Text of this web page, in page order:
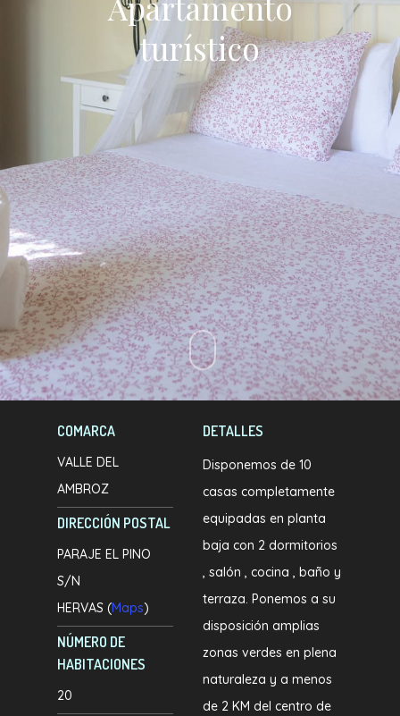
turístico
COMARCA
VALLE DEL
AMBROZ
DIRECCIÓN POSTAL
PARAJE EL PINO
S/N
HERVAS (Maps)
NÚMERO DE
HABITACIONES
20
DETALLES
Disponemos de 10
casas completamente
equipadas en planta
baja con 2 dormitorios
, salón , cocina , baño y
terraza. Ponemos a su
disposición amplias
zonas verdes en plena
naturaleza y a menos
de 2 KM del centro de